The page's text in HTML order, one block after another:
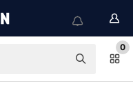
0